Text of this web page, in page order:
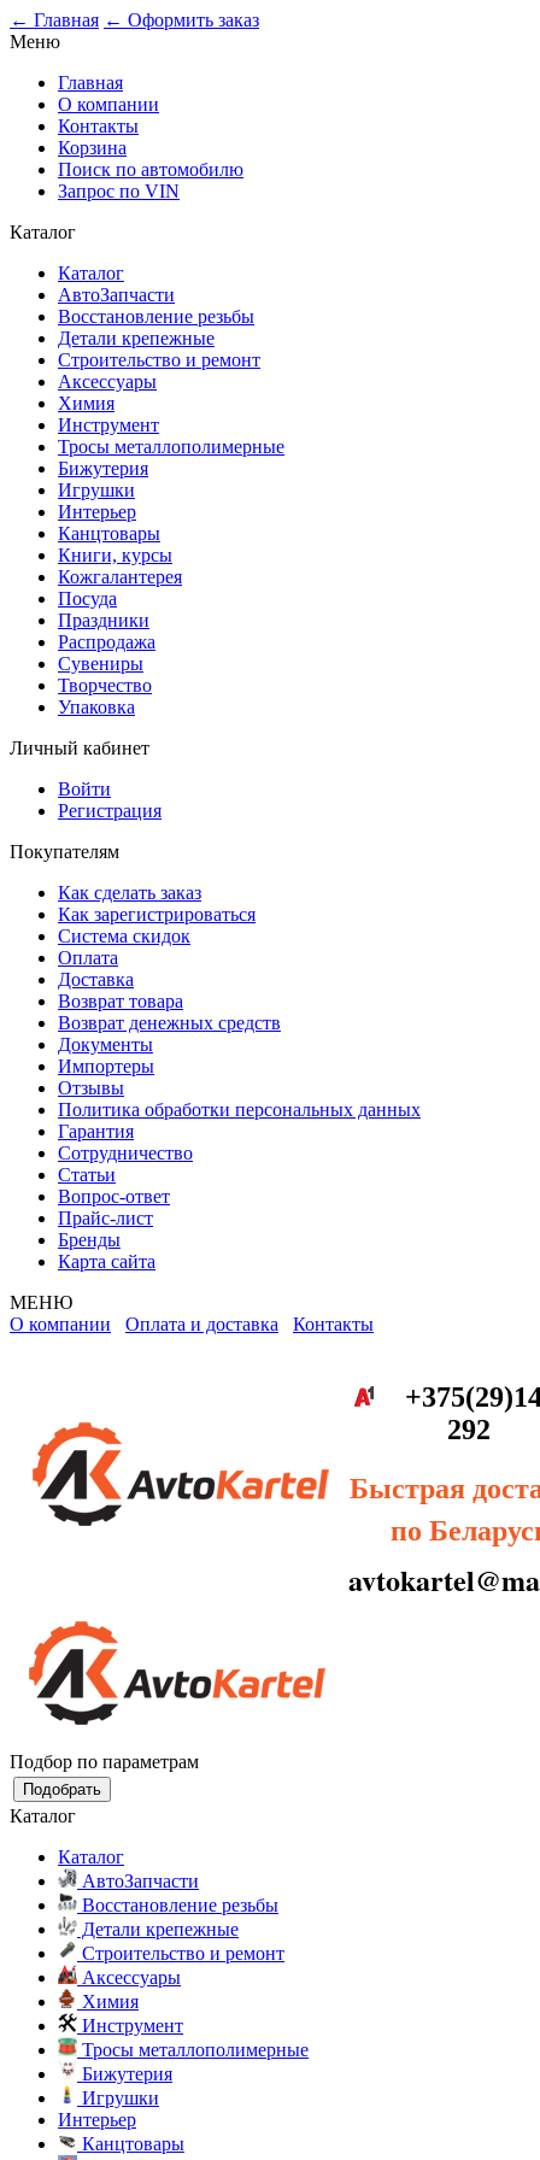
← Главная ← Оформить заказ
Меню
Главная
О компании
Контакты
Корзина
Поиск по автомобилю
Запрос по VIN
Каталог
Каталог
АвтоЗапчасти
Восстановление резьбы
Детали крепежные
Строительство и ремонт
Аксессуары
Химия
Инструмент
Тросы металлополимерные
Бижутерия
Игрушки
Интерьер
Канцтовары
Книги, курсы
Кожгалантерея
Посуда
Праздники
Распродажа
Сувениры
Творчество
Упаковка
Личный кабинет
Войти
Регистрация
Покупателям
Как сделать заказ
Как зарегистрироваться
Система скидок
Оплата
Доставка
Возврат товара
Возврат денежных средств
Документы
Импортеры
Отзывы
Политика обработки персональных данных
Гарантия
Сотрудничество
Статьи
Вопрос-ответ
Прайс-лист
Бренды
Карта сайта
МЕНЮ
О компании Оплата и доставка Контакты
292
Быстрая
по
Подбор по параметрам
Подобрать
Каталог
Каталог
АвтоЗапчасти
Восстановление резьбы
Детали крепежные
Строительство и ремонт
Аксессуары
Химия
Инструмент
Тросы металлополимерные
Бижутерия
Игрушки
Интерьер
Канцтовары